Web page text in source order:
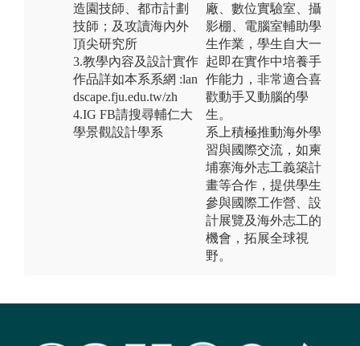
造園技師、都市計劃
技師；及攻讀海內外
頂尖研究所
3.教學內容及設計實作
作品詳如本系系網 :lan
dscape.fju.edu.tw/zh
4.IG FB請搜尋輔仁大
學景觀設計學系
廠、數位實驗室、攝
影棚、電腦室輔助學
生作業，學生自大一
起即在實作中培養手
作能力，非常適合喜
歡動手又動腦的學
生。
系上積極推動海外學
習與國際交流，如柬
埔寨海外志工義築計
畫等合作，提供學生
參與國際工作營、設
計展覽及海外志工的
機會，拓展全球視
野。